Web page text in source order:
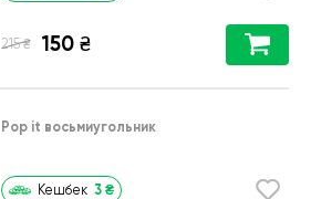
215 ₴ 150 ₴
Pop it восьмиугольник
Кешбек 3 ₴